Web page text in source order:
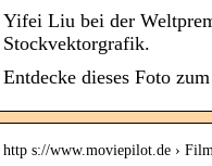
Yifei Liu bei der
Stockvektorgrafik.
Entdecke dieses Foto
http s://www.moviepilot.de ›